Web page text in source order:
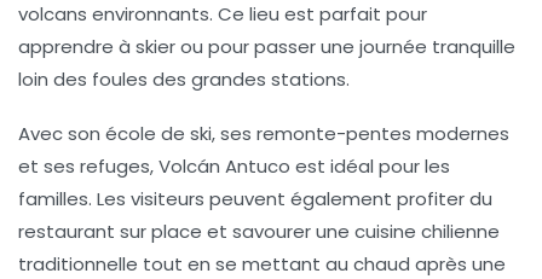
volcans environnants. Ce lieu est parfait pour
apprendre à skier ou pour passer une journée tranquille
loin des foules des grandes stations.
Avec son école de ski, ses remonte-pentes modernes
et ses refuges,Volcán Antuco est idéal pour les
familles. Les visiteurs peuvent également profiter du
restaurant sur place et savourer une cuisine chilienne
traditionnelle tout en se mettant au chaud après une